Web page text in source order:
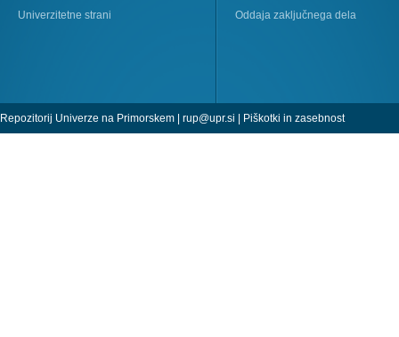
Univerzitetne strani
Oddaja zaključnega dela
Repozitorij Univerze na Primorskem | rup@upr.si | Piškotki in zasebnost